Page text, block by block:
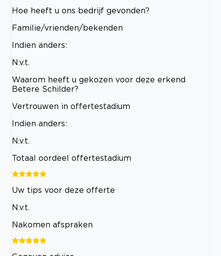
Hoe heeft u ons bedrijf gevonden?
Familie/vrienden/bekenden
Indien anders:
N.v.t.
Waarom heeft u gekozen voor deze erkend
Betere Schilder?
Vertrouwen in offertestadium
Indien anders:
N.v.t.
Totaal oordeel offertestadium
Uw tips voor deze offerte
N.v.t.
Nakomen afspraken